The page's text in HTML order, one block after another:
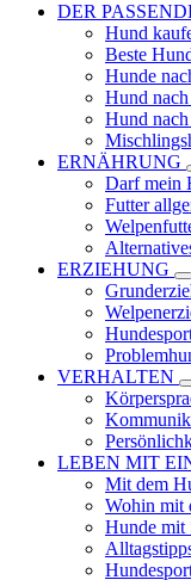
DER
Hund
Beste
Hunde
Hund
Hund
ERNÄHRUNG
Darf mein
Futter
ERZIEHUNG
VERHALTEN
LEBEN MIT
Mit dem
Wohin mit
Hunde mit